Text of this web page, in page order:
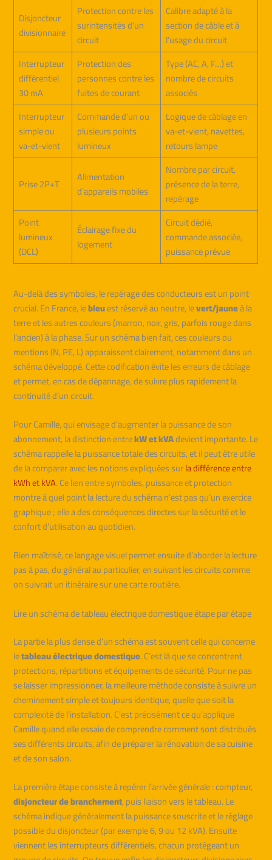
Disjoncteur
divisionnaire
Protection contre les
surintensités d’un
circuit
Calibre adapté à la
section de câble et à
l’usage du circuit
Interrupteur
différentiel
30 mA
Protection des
personnes contre les
fuites de courant
Type (AC, A, F…) et
nombre de circuits
associés
Interrupteur
simple ou
va-et-vient
Commande d’un ou
plusieurs points
lumineux
Logique de câblage en
va-et-vient, navettes,
retours lampe
Prise 2P+T
Alimentation
d’appareils mobiles
Nombre par circuit,
présence de la terre,
repérage
Point
lumineux
(DCL)
Éclairage fixe du
logement
Circuit dédié,
commande associée,
puissance prévue
Au-delà des symboles, le repérage des conducteurs est un point
crucial. En France, lebleuest réservé au neutre, levert/jauneà la
terre et les autres couleurs (marron, noir, gris, parfois rouge dans
l’ancien) à la phase. Sur un schéma bien fait, ces couleurs ou
mentions (N, PE, L) apparaissent clairement, notamment dans un
schéma développé. Cette codification évite les erreurs de câblage
et permet, en cas de dépannage, de suivre plus rapidement la
continuité d’un circuit.
Pour Camille, qui envisage d’augmenter la puissance de son
abonnement, la distinction entrekW et kVAdevient importante. Le
schéma rappelle la puissance totale des circuits, et il peut être utile
de la comparer avec les notions expliquées surla différence entre
kWh et kVA. Ce lien entre symboles, puissance et protection
montre à quel point la lecture du schéma n’est pas qu’un exercice
graphique ; elle a des conséquences directes sur la sécurité et le
confort d’utilisation au quotidien.
Bien maîtrisé, ce langage visuel permet ensuite d’aborder la lecture
pas à pas, du général au particulier, en suivant les circuits comme
on suivrait un itinéraire sur une carte routière.
Lire un schéma de tableau électrique domestique étape par étape
La partie la plus dense d’un schéma est souvent celle qui concerne
letableau électrique domestique. C’est là que se concentrent
protections, répartitions et équipements de sécurité. Pour ne pas
se laisser impressionner, la meilleure méthode consiste à suivre un
cheminement simple et toujours identique, quelle que soit la
complexité de l’installation. C’est précisément ce qu’applique
Camille quand elle essaie de comprendre comment sont distribués
ses différents circuits, afin de préparer la rénovation de sa cuisine
et de son salon.
La première étape consiste à repérer l’arrivée générale : compteur,
disjoncteur de branchement, puis liaison vers le tableau. Le
schéma indique généralement la puissance souscrite et le réglage
possible du disjoncteur (par exemple 6, 9 ou 12 kVA). Ensuite
viennent les interrupteurs différentiels, chacun protégeant un